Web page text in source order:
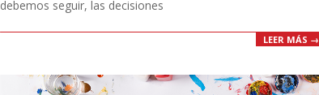
debemos seguir, las decisiones
LEER MÁS →